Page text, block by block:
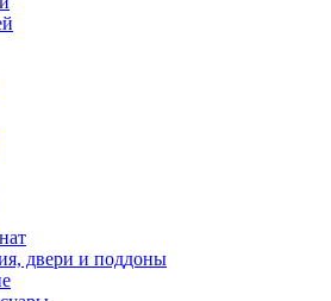
двери и поддоны